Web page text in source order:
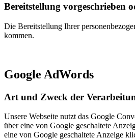
Bereitstellung vorgeschrieben
Die Bereitstellung Ihrer
kommen.
Google AdWords
Art und Zweck der
Unsere Webseite nutzt das Google
über eine von Google geschaltete
eine von Google geschaltete Anzeige